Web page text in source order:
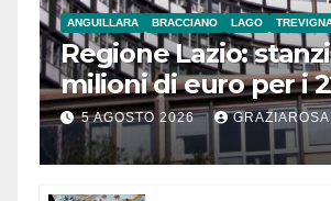
ANGUILLARA BRACCIANO LAGO
Regione Lazio:
milioni di euro per i
Comuni dell’Etruria
Meridionale
5 AGOSTO 2026